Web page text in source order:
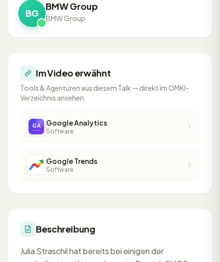
BG
BMW Group
BMW Group
Im Video erwähnt
Tools & Agenturen aus diesem Talk — direkt im OMKI-
Verzeichnis ansehen.
Google Analytics
Software
Google Trends
Software
Beschreibung
Julia Straschil hat bereits bei einigen der